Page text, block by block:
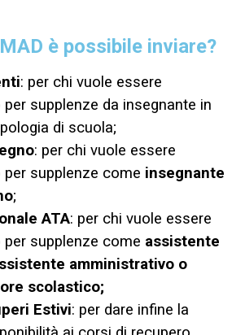
è possibile inviare?
: per chi vuole essere
supplenze da insegnante in
di scuola;
: per chi vuole essere
supplenze come insegnante
;
ATA: per chi vuole essere
supplenze come assistente
amministrativo o
scolastico;
Estivi: per dare infine la